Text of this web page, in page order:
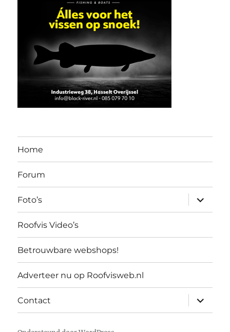
Home
Forum
Foto’s
Roofvis Video’s
Betrouwbare webshops!
Adverteer nu op Roofvisweb.nl
Contact